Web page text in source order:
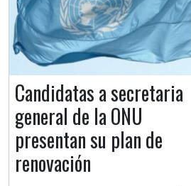
Candidatas a secretaria
general de la ONU
presentan su plan de
renovación